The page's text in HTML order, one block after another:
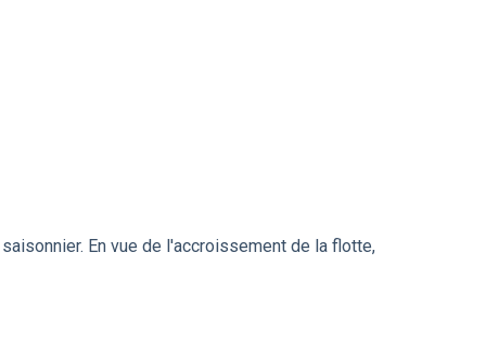
En vue de l'accroissement de la flotte,